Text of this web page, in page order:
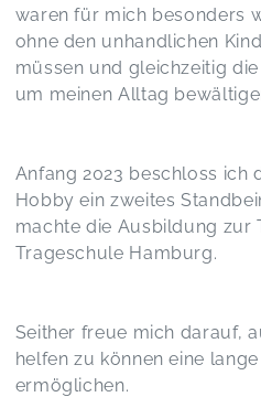
waren für mich besonders
ohne den unhandlichen
müssen und gleichzeitig
um meinen Alltag
Anfang 2023 beschloss ich
Hobby ein zweites
machte die Ausbildung zur
Trageschule Hamburg.
Seither freue mich darauf,
helfen zu können eine
ermöglichen.